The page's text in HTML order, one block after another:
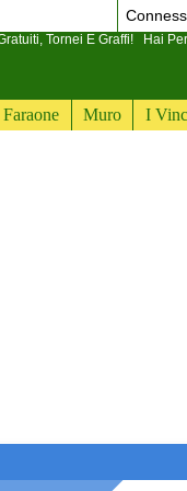
Faraone Muro I
Tornei E Graffi! Hai